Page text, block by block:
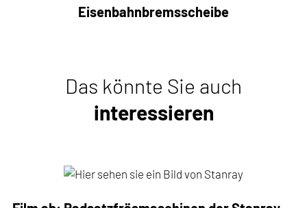
Eisenbahnbremsscheibe
Das könnte Sie auch
interessieren